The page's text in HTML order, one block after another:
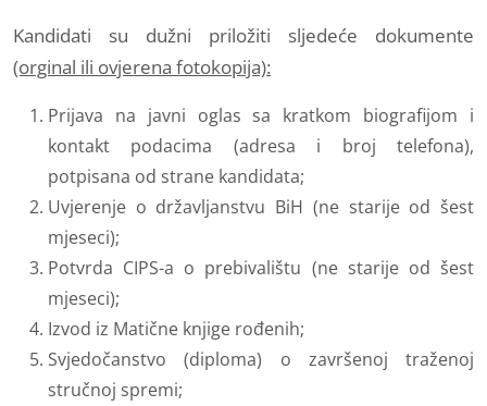
Kandidati su dužni priložiti sljedeće dokumente
(orginal ili ovjerena fotokopija):
Prijava na javni oglas sa kratkom biografijom i
kontakt podacima (adresa i broj telefona),
potpisana od strane kandidata;
Uvjerenje o državljanstvu BiH (ne starije od šest
mjeseci);
Potvrda CIPS-a o prebivalištu (ne starije od šest
mjeseci);
Izvod iz Matične knjige rođenih;
Svjedočanstvo (diploma) o završenoj traženoj
stručnoj spremi;